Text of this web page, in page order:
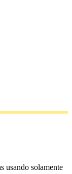
usando solamente